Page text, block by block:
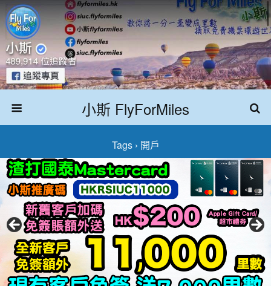
小斯 FlyForMiles
Tags › 開戶